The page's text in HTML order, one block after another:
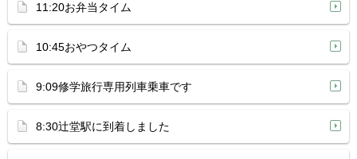
11:20お弁当タイム
10:45おやつタイム
9:09修学旅行専用列車乗車です
8:30辻堂駅に到着しました